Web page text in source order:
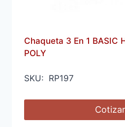
Chaqueta 3 En 1 BASIC
POLY
SKU: RP197
Cotizar